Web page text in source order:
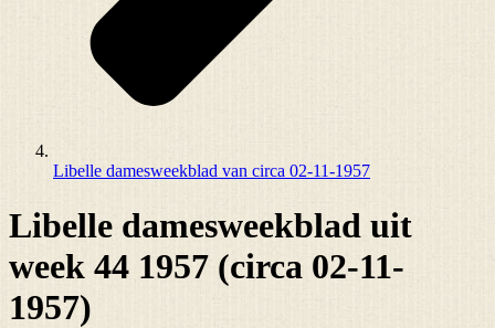
Libelle damesweekblad van circa 02-11-1957
Libelle damesweekblad uit
week 44 1957 (circa 02-11-
1957)